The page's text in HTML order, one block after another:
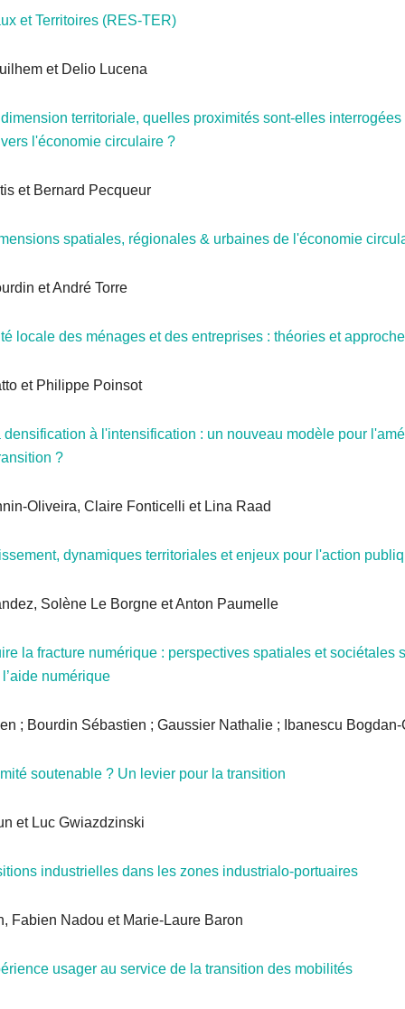
et Territoires (RES-TER)
et Delio Lucena
territoriale, quelles proximités sont-elles
l'économie circulaire ?
et Bernard Pecqueur
spatiales, régionales & urbaines de l'économie
et André Torre
locale des ménages et des entreprises : théories et
et Philippe Poinsot
densification à l'intensification : un nouveau modèle pour
?
Oliveira, Claire Fonticelli et Lina Raad
dynamiques territoriales et enjeux pour l'action
Solène Le Borgne et Anton Paumelle
la fracture numérique : perspectives spatiales et sociétales
numérique
; Bourdin Sébastien ; Gaussier Nathalie ; Ibanescu
soutenable ? Un levier pour la transition
et Luc Gwiazdzinski
industrielles dans les zones industrialo-portuaires
Fabien Nadou et Marie-Laure Baron
usager au service de la transition des mobilités